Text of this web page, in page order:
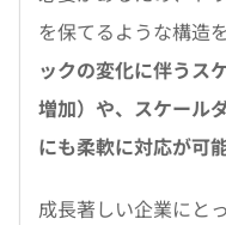
を保てるような構造
ックの変化に伴うス
増加）や、スケール
にも柔軟に対応が可
成長著しい企業にと